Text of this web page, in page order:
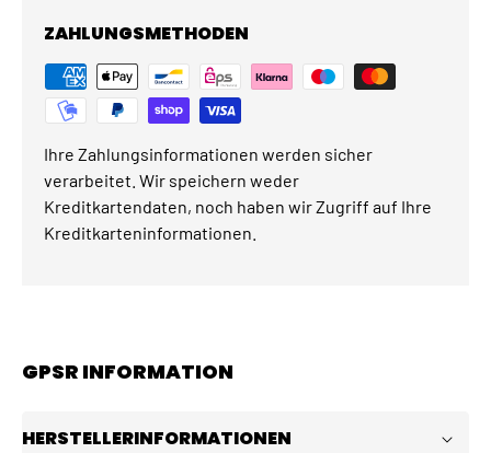
ZAHLUNGSMETHODEN
Ihre Zahlungsinformationen werden sicher
verarbeitet. Wir speichern weder
Kreditkartendaten, noch haben wir Zugriff auf Ihre
Kreditkarteninformationen.
GPSR INFORMATION
HERSTELLERINFORMATIONEN